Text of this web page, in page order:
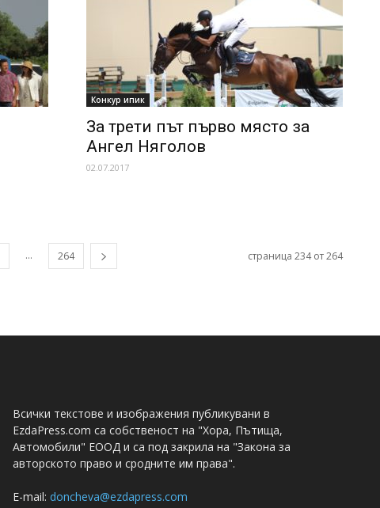
Конкур ипик
За трети път първо място за
Ангел Няголов
02.07.2017
... 264 страница 234 от 264
Всички текстове и изображения публикувани в
EzdaPress.com са собственост на "Хора, Пътища,
Автомобили" ЕООД и са под закрила на "Закона за
авторското право и сродните им права".
E-mail: doncheva@ezdapress.com